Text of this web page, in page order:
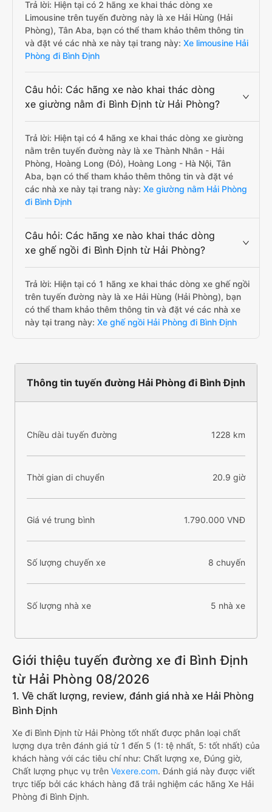
Trả lời: Hiện tại có 2 hãng xe khai thác dòng xe
Limousine trên tuyến đường này là xe Hải Hùng (Hải
Phòng), Tân Aba, bạn có thể tham khảo thêm thông tin
và đặt vé các nhà xe này tại trang này: Xe limousine Hải
Phòng đi Bình Định
Câu hỏi: Các hãng xe nào khai thác dòng
xe giường nằm đi Bình Định từ Hải Phòng?
Trả lời: Hiện tại có 4 hãng xe khai thác dòng xe giường
nằm trên tuyến đường này là xe Thành Nhân - Hải
Phòng, Hoàng Long (Đỏ), Hoàng Long - Hà Nội, Tân
Aba, bạn có thể tham khảo thêm thông tin và đặt vé
các nhà xe này tại trang này: Xe giường nằm Hải Phòng
đi Bình Định
Câu hỏi: Các hãng xe nào khai thác dòng
xe ghế ngồi đi Bình Định từ Hải Phòng?
Trả lời: Hiện tại có 1 hãng xe khai thác dòng xe ghế ngồi
trên tuyến đường này là xe Hải Hùng (Hải Phòng), bạn
có thể tham khảo thêm thông tin và đặt vé các nhà xe
này tại trang này: Xe ghế ngồi Hải Phòng đi Bình Định
Thông tin tuyến đường Hải Phòng đi Bình Định
Chiều dài tuyến đường 1228 km
Thời gian di chuyển 20.9 giờ
Giá vé trung bình 1.790.000 VNĐ
Số lượng chuyến xe 8 chuyến
Số lượng nhà xe 5 nhà xe
Giới thiệu tuyến đường xe đi Bình Định
từ Hải Phòng 08/2026
1. Về chất lượng, review, đánh giá nhà xe Hải Phòng
Bình Định
Xe đi Bình Định từ Hải Phòng tốt nhất được phân loại chất
lượng dựa trên đánh giá từ 1 đến 5 (1: tệ nhất, 5: tốt nhất) của
khách hàng với các tiêu chí như: Chất lượng xe, Đúng giờ,
Chất lượng phục vụ trên Vexere.com. Đánh giá này được viết
trực tiếp bởi các khách hàng đã trải nghiệm các hãng Xe Hải
Phòng đi Bình Định.